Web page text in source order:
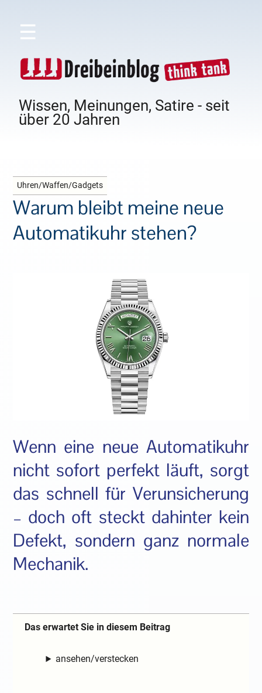
☰
Wissen, Meinungen, Satire - seit
über 20 Jahren
Uhren/Waffen/Gadgets
Warum bleibt meine neue
Automatikuhr stehen?
Wenn eine neue Automatikuhr
nicht sofort perfekt läuft, sorgt
das schnell für Verunsicherung
– doch oft steckt dahinter kein
Defekt, sondern ganz normale
Mechanik.
Das erwartet Sie in diesem Beitrag
ansehen/verstecken